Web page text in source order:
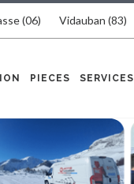
(06) Vidauban (83)
PIECES SERVICES